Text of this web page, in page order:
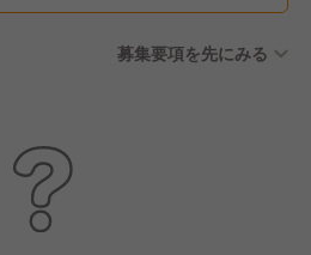
り） ■有給休暇（半年後に10
募集要項を先にみる